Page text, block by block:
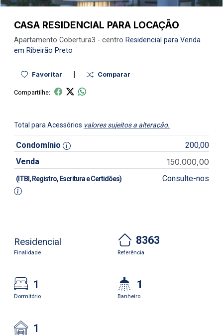
CASA RESIDENCIAL PARA LOCAÇÃO
Apartamento Cobertura3 - centro Residencial para Venda
em Ribeirão Preto
Favoritar | Comparar
Compartilhe:
Total para Acessórios valores sujeitos a alteração.
Condomínio
200,00
Venda
150.000,00
(ITBI, Registro, Escritura e Certidões) Consulte-nos
Residencial
Finalidade
8363
Referência
1
Dormitório
1
Banheiro
1